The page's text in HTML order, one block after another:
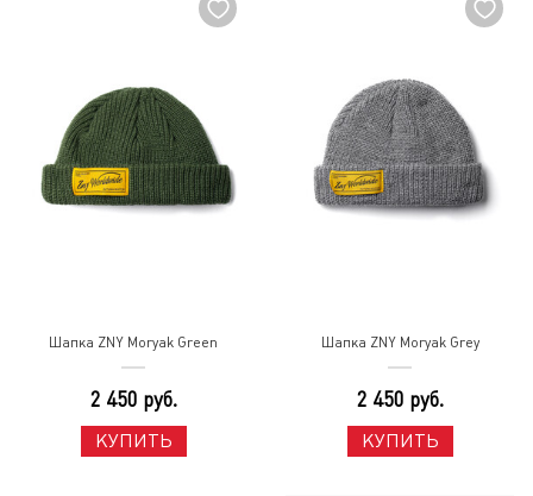
Шапка ZNY Moryak Green
2 450 руб.
КУПИТЬ
Шапка ZNY Moryak Grey
2 450 руб.
КУПИТЬ